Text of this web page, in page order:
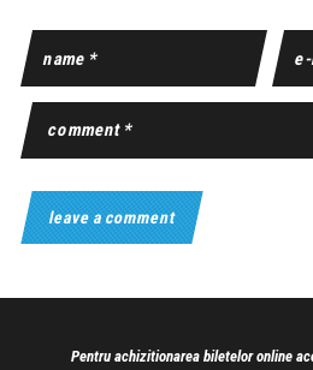
Pentru achizitionarea biletelor online